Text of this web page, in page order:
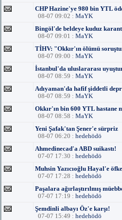
CHP Hazine'ye 980 bin YTL
08-07 09:02 : MaYK
Bingöl'de beldeye kuduz
08-07 09:01 : MaYK
TİHV: "Okkır'ın ölümü
08-07 09:00 : MaYK
İstanbul'da uluslararası
08-07 08:59 : MaYK
Adıyaman'da hafif şiddetli
08-07 08:59 : MaYK
Okkır'ın bin 600 YTL hastane
08-07 08:58 : MaYK
Yeni Şafak'tan Şener'e sürpriz
08-07 06:20 : hedehödö
Ahmedinecad'a ABD suikastı!
07-07 17:30 : hedehödö
Muhsin Yazıcıoğlu Hayal'e
07-07 17:28 : hedehödö
Paşalara ağırlaştırılmış
07-07 17:19 : hedehödö
Şemdinli albayı Öz'e karşı!
07-07 15:49 : hedehödö